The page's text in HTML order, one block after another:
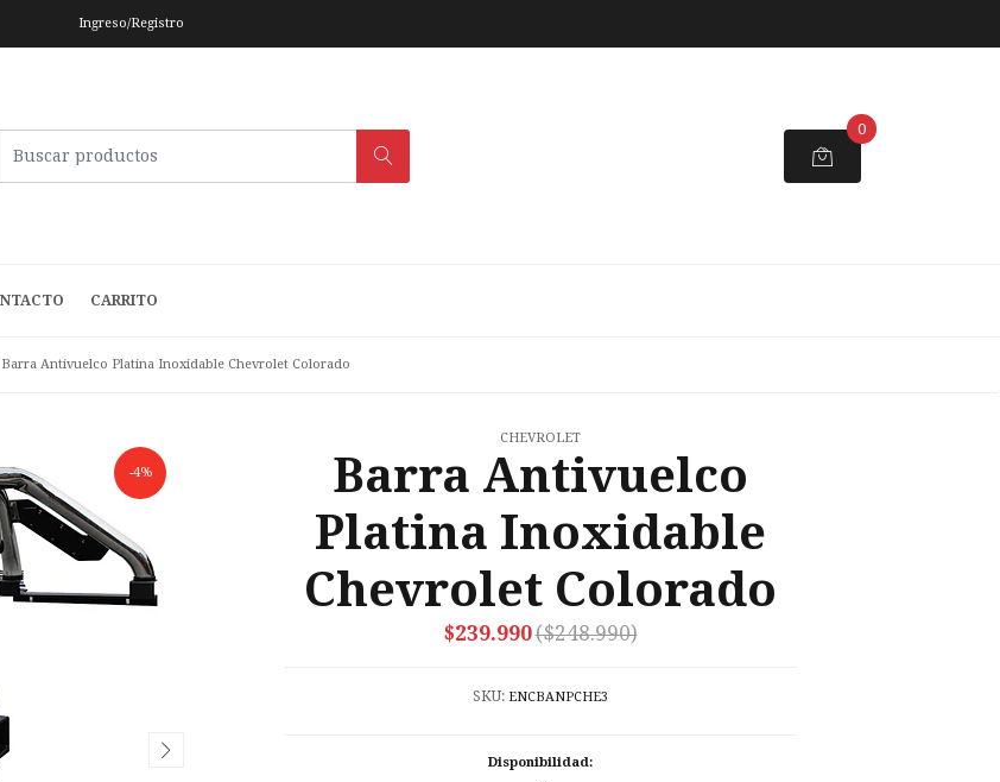
Ingreso/Registro
0
CARRITO
Barra Antivuelco Platina Inoxidable Chevrolet Colorado
-4%
CHEVROLET
Barra Antivuelco
Platina Inoxidable
Chevrolet Colorado
$239.990($248.990)
SKU: ENCBANPCHE3
Disponibilidad: